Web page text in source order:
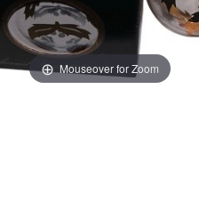
Mouseover for Zoom